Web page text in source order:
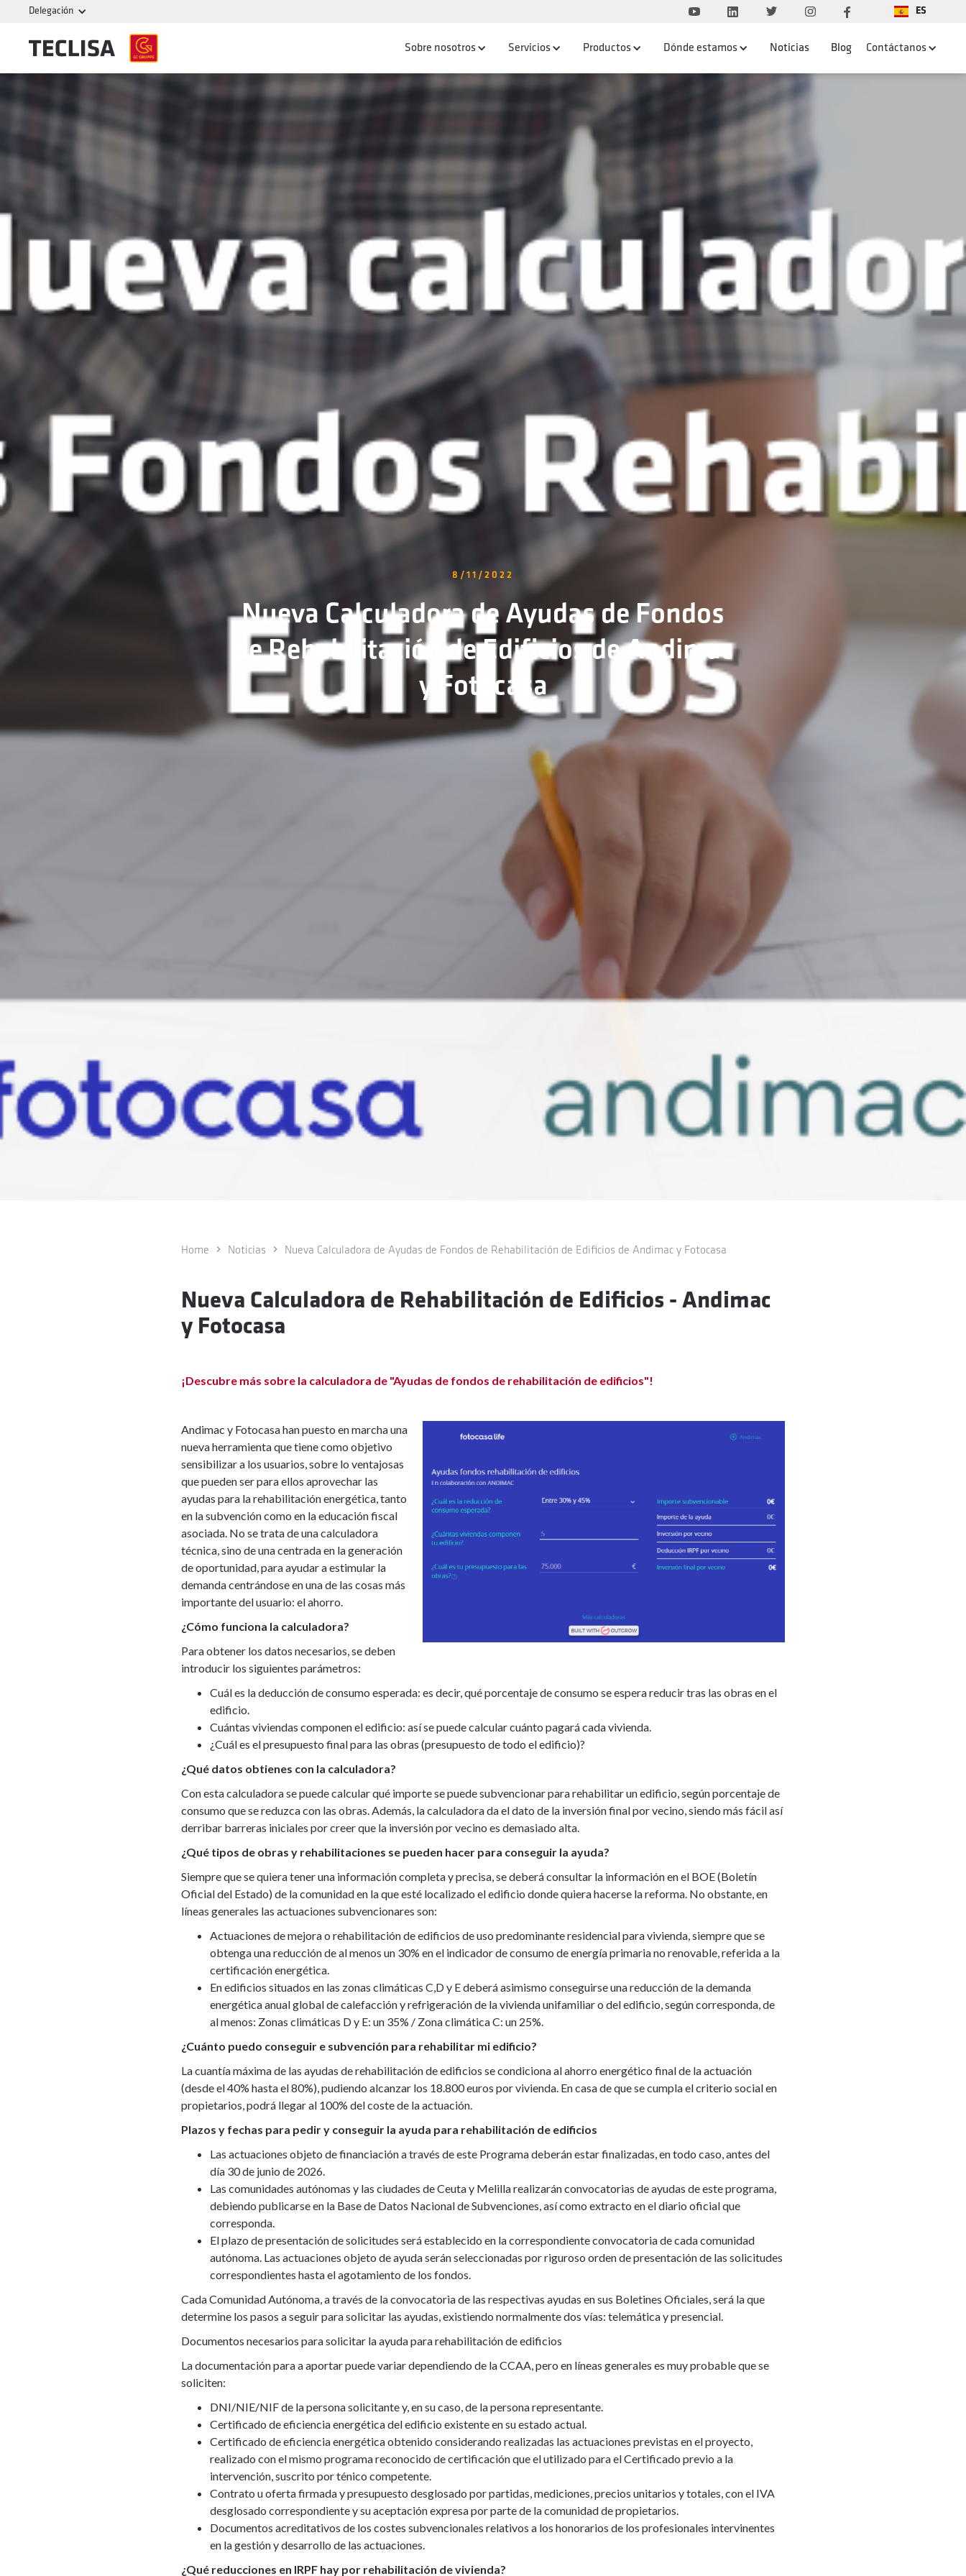
Delegación ES
Sobre nosotros Servicios Productos Dónde estamos Noticias Blog Contáctanos
8/11/2022
Nueva Calculadora de Ayudas de Fondos
de Rehabilitación de Edificios de Andimac
y Fotocasa
Home Noticias Nueva Calculadora de Ayudas de Fondos de Rehabilitación de Edificios de Andimac y Fotocasa
Nueva Calculadora de Rehabilitación de Edificios - Andimac
y Fotocasa
¡Descubre más sobre la calculadora de "Ayudas de fondos de rehabilitación de edificios"!
Andimac y Fotocasa han puesto en marcha una
nueva herramienta que tiene como objetivo
sensibilizar a los usuarios, sobre lo ventajosas
que pueden ser para ellos aprovechar las
ayudas para la rehabilitación energética, tanto
en la subvención como en la educación fiscal
asociada. No se trata de una calculadora
técnica, sino de una centrada en la generación
de oportunidad, para ayudar a estimular la
demanda centrándose en una de las cosas más
importante del usuario: el ahorro.
¿Cómo funciona la calculadora?
Para obtener los datos necesarios, se deben
introducir los siguientes parámetros:
Cuál es la deducción de consumo esperada: es decir, qué porcentaje de consumo se espera reducir tras las obras en el
edificio.
Cuántas viviendas componen el edificio: así se puede calcular cuánto pagará cada vivienda.
¿Cuál es el presupuesto final para las obras (presupuesto de todo el edificio)?
¿Qué datos obtienes con la calculadora?
Con esta calculadora se puede calcular qué importe se puede subvencionar para rehabilitar un edificio, según porcentaje de
consumo que se reduzca con las obras. Además, la calculadora da el dato de la inversión final por vecino, siendo más fácil así
derribar barreras iniciales por creer que la inversión por vecino es demasiado alta.
¿Qué tipos de obras y rehabilitaciones se pueden hacer para conseguir la ayuda?
Siempre que se quiera tener una información completa y precisa, se deberá consultar la información en el BOE (Boletín
Oficial del Estado) de la comunidad en la que esté localizado el edificio donde quiera hacerse la reforma. No obstante, en
líneas generales las actuaciones subvencionares son:
Actuaciones de mejora o rehabilitación de edificios de uso predominante residencial para vivienda, siempre que se
obtenga una reducción de al menos un 30% en el indicador de consumo de energía primaria no renovable, referida a la
certificación energética.
En edificios situados en las zonas climáticas C,D y E deberá asimismo conseguirse una reducción de la demanda
energética anual global de calefacción y refrigeración de la vivienda unifamiliar o del edificio, según corresponda, de
al menos: Zonas climáticas D y E: un 35% / Zona climática C: un 25%.
¿Cuánto puedo conseguir e subvención para rehabilitar mi edificio?
La cuantía máxima de las ayudas de rehabilitación de edificios se condiciona al ahorro energético final de la actuación
(desde el 40% hasta el 80%), pudiendo alcanzar los 18.800 euros por vivienda. En casa de que se cumpla el criterio social en
propietarios, podrá llegar al 100% del coste de la actuación.
Plazos y fechas para pedir y conseguir la ayuda para rehabilitación de edificios
Las actuaciones objeto de financiación a través de este Programa deberán estar finalizadas, en todo caso, antes del
día 30 de junio de 2026.
Las comunidades autónomas y las ciudades de Ceuta y Melilla realizarán convocatorias de ayudas de este programa,
debiendo publicarse en la Base de Datos Nacional de Subvenciones, así como extracto en el diario oficial que
corresponda.
El plazo de presentación de solicitudes será establecido en la correspondiente convocatoria de cada comunidad
autónoma. Las actuaciones objeto de ayuda serán seleccionadas por riguroso orden de presentación de las solicitudes
correspondientes hasta el agotamiento de los fondos.
Cada Comunidad Autónoma, a través de la convocatoria de las respectivas ayudas en sus Boletines Oficiales, será la que
determine los pasos a seguir para solicitar las ayudas, existiendo normalmente dos vías: telemática y presencial.
Documentos necesarios para solicitar la ayuda para rehabilitación de edificios
La documentación para a aportar puede variar dependiendo de la CCAA, pero en líneas generales es muy probable que se
soliciten:
DNI/NIE/NIF de la persona solicitante y, en su caso, de la persona representante.
Certificado de eficiencia energética del edificio existente en su estado actual.
Certificado de eficiencia energética obtenido considerando realizadas las actuaciones previstas en el proyecto,
realizado con el mismo programa reconocido de certificación que el utilizado para el Certificado previo a la
intervención, suscrito por ténico competente.
Contrato u oferta firmada y presupuesto desglosado por partidas, mediciones, precios unitarios y totales, con el IVA
desglosado correspondiente y su aceptación expresa por parte de la comunidad de propietarios.
Documentos acreditativos de los costes subvencionales relativos a los honorarios de los profesionales intervinentes
en la gestión y desarrollo de las actuaciones.
¿Qué reducciones en IRPF hay por rehabilitación de vivienda?